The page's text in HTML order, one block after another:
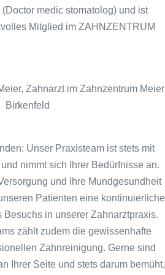
medic stomatolog) und ist
Mitglied im ZAHNZENTRUM
Unser Praxisteam ist stets mit
nimmt sich Ihrer Bedürfnisse an.
und Ihre Mundgesundheit
Patienten eine kontinuierliche
Besuchs in unserer Zahnarztpraxis.
zählt zudem die gewissenhafte
Zahnreinigung. Gerne sind
Ihrer Seite und stets darum bemüht,